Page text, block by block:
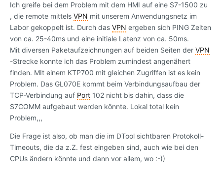
Ich greife bei dem Problem mit dem HMI auf eine S7-1500 zu
, die remote mittels VPN mit unserem Anwendungsnetz im
Labor gekoppelt ist. Durch das VPN ergeben sich PING Zeiten
von ca. 25-40ms und eine initiale Latenz von ca. 50ms.
Mit diversen Paketaufzeichnungen auf beiden Seiten der VPN
-Strecke konnte ich das Problem zumindest angenähert
finden. MIt einem KTP700 mit gleichen Zugriffen ist es kein
Problem. Das GL070E kommt beim Verbindungsaufbau der
TCP-Verbindung auf Port 102 nicht bis dahin, dass die
S7COMM aufgebaut werden könnte. Lokal total kein
Problem,,,
Die Frage ist also, ob man die im DTool sichtbaren Protokoll-
Timeouts, die da z.Z. fest eingeben sind, auch wie bei den
CPUs ändern könnte und dann vor allem, wo :-))